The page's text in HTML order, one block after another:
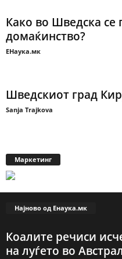
Како во Шведска се
домаќинство?
ЕНаука.мк
Шведскиот град
Sanja Trajkova
Маркетинг
Најново од Енаука.мк
Коалите речиси
на луѓето во